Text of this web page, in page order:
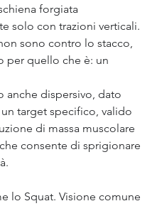
forgiata
solo con trazioni verticali.
sono contro lo stacco,
per quello che è: un
anche dispersivo, dato
target specifico, valido
di massa muscolare
consente di sprigionare
lo Squat. Visione comune